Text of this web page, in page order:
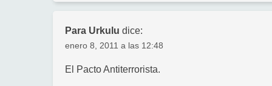
Para Urkulu dice:
enero 8, 2011 a las 12:48
El Pacto Antiterrorista.